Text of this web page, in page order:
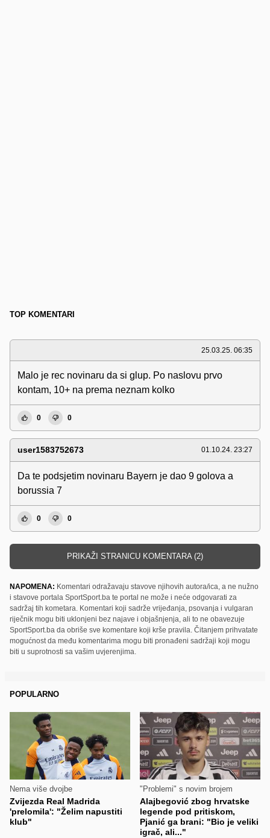
TOP KOMENTARI
25.03.25. 06:35
Malo je rec novinaru da si glup. Po naslovu prvo
kontam, 10+ na prema neznam kolko
0 0
user1583752673 01.10.24. 23:27
Da te podsjetim novinaru Bayern je dao 9 golova a
borussia 7
0 0
PRIKAŽI STRANICU KOMENTARA (2)
NAPOMENA: Komentari odražavaju stavove njihovih autora/ica, a ne nužno
i stavove portala SportSport.ba te portal ne može i neće odgovarati za
sadržaj tih kometara. Komentari koji sadrže vrijeđanja, psovanja i vulgaran
riječnik mogu biti uklonjeni bez najave i objašnjenja, ali to ne obavezuje
SportSport.ba da obriše sve komentare koji krše pravila. Čitanjem prihvatate
mogućnost da među komentarima mogu biti pronađeni sadržaji koji mogu
biti u suprotnosti sa vašim uvjerenjima.
POPULARNO
Nema više dvojbe
Zvijezda Real Madrida
'prelomila': "Želim napustiti
klub"
"Problemi" s novim brojem
Alajbegović zbog hrvatske
legende pod pritiskom,
Pjanić ga brani: "Bio je veliki
igrač, ali..."